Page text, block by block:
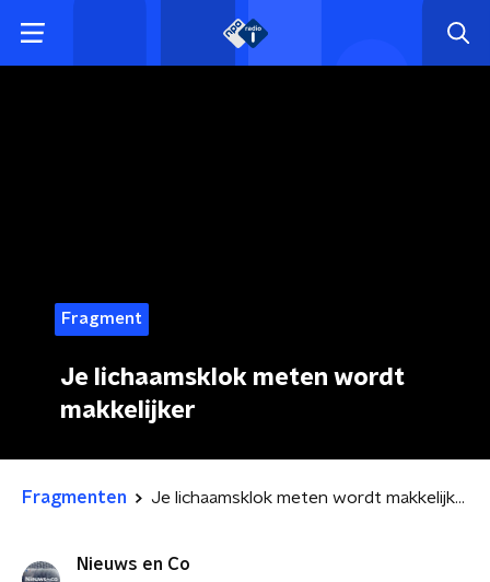
Fragment
Je lichaamsklok meten wordt
makkelijker
Fragmenten Je lichaamsklok meten wordt makkelijker
Nieuws en Co